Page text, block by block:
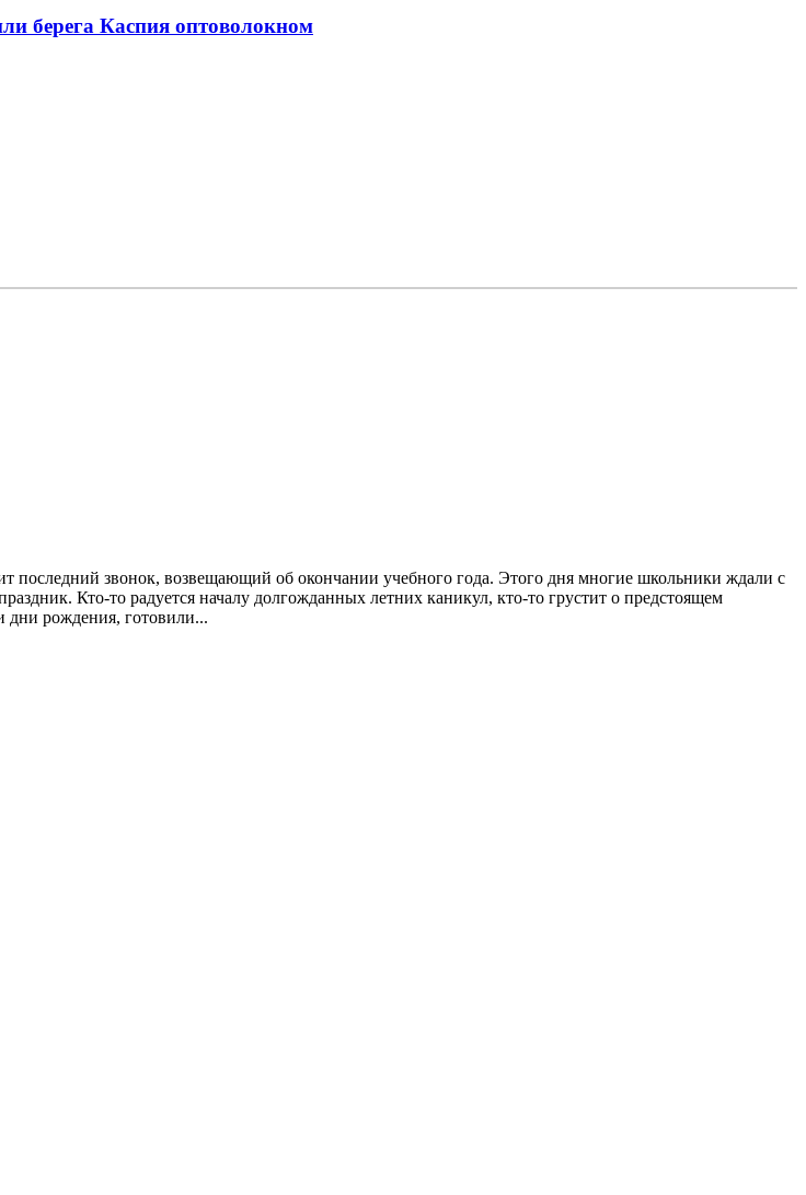
берега Каспия оптоволокном
последний звонок, возвещающий об окончании учебного года. Этого дня многие школьники ждали с
Кто-то радуется началу долгожданных летних каникул, кто-то грустит о предстоящем
дни рождения, готовили...